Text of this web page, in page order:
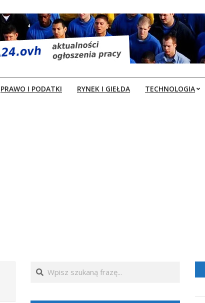
PRAWO I PODATKI RYNEK I GIEŁDA TECHNOLOGIA
Search